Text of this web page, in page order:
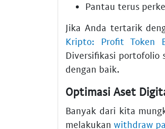
Pantau terus
Jika Anda tertarik
Kripto: Profit Token
Diversifikasi portofolio
dengan baik.
Optimasi Aset
Banyak dari kita
melakukanwithdraw